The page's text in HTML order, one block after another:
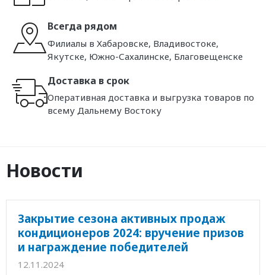
Всегда рядом
Филиалы в Хабаровске, Владивостоке,
Якутске, Южно-Сахалинске, Благовещенске
Доставка в срок
Оперативная доставка и выгрузка товаров по
всему Дальнему Востоку
Новости
Закрытие сезона активных продаж
кондиционеров 2024: вручение призов
и награждение победителей
12.11.2024